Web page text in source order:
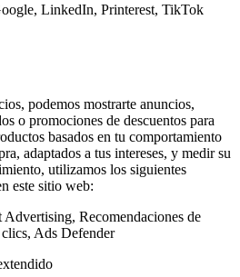
LinkedIn, Printerest, TikTok
podemos mostrarte anuncios,
o promociones de descuentos para
basados en tu comportamiento
adaptados a tus intereses, y medir su
utilizamos los siguientes
este sitio web:
Recomendaciones de
clics, Ads Defender